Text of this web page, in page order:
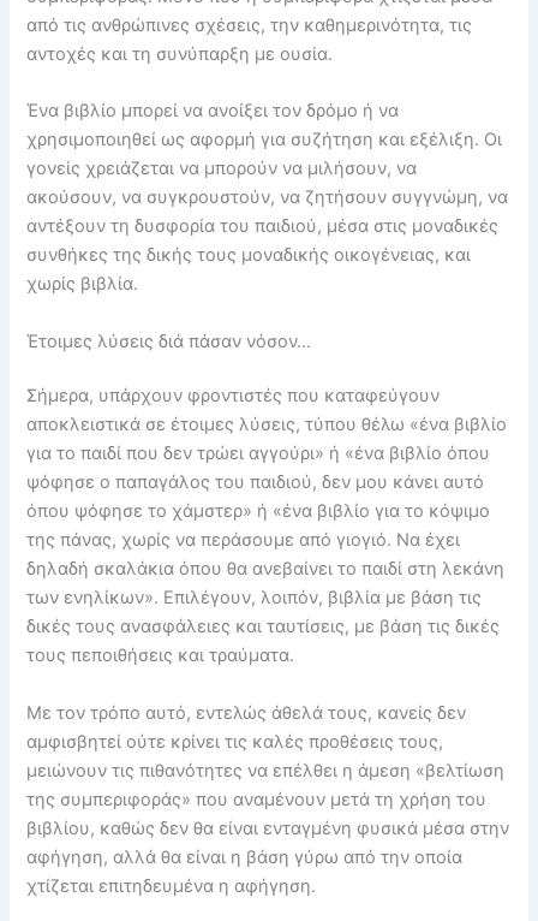
από τις ανθρώπινες σχέσεις, την καθημερινότητα, τις
αντοχές και τη συνύπαρξη με ουσία.
Ένα βιβλίο μπορεί να ανοίξει τον δρόμο ή να
χρησιμοποιηθεί ως αφορμή για συζήτηση και εξέλιξη. Οι
γονείς χρειάζεται να μπορούν να μιλήσουν, να
ακούσουν, να συγκρουστούν, να ζητήσουν συγγνώμη, να
αντέξουν τη δυσφορία του παιδιού, μέσα στις μοναδικές
συνθήκες της δικής τους μοναδικής οικογένειας, και
χωρίς βιβλία.
Έτοιμες λύσεις διά πάσαν νόσον…
Σήμερα, υπάρχουν φροντιστές που καταφεύγουν
αποκλειστικά σε έτοιμες λύσεις, τύπου θέλω «ένα βιβλίο
για το παιδί που δεν τρώει αγγούρι» ή «ένα βιβλίο όπου
ψόφησε ο παπαγάλος του παιδιού, δεν μου κάνει αυτό
όπου ψόφησε το χάμστερ» ή «ένα βιβλίο για το κόψιμο
της πάνας, χωρίς να περάσουμε από γιογιό. Να έχει
δηλαδή σκαλάκια όπου θα ανεβαίνει το παιδί στη λεκάνη
των ενηλίκων». Επιλέγουν, λοιπόν, βιβλία με βάση τις
δικές τους ανασφάλειες και ταυτίσεις, με βάση τις δικές
τους πεποιθήσεις και τραύματα.
Με τον τρόπο αυτό, εντελώς άθελά τους, κανείς δεν
αμφισβητεί ούτε κρίνει τις καλές προθέσεις τους,
μειώνουν τις πιθανότητες να επέλθει η άμεση «βελτίωση
της συμπεριφοράς» που αναμένουν μετά τη χρήση του
βιβλίου, καθώς δεν θα είναι ενταγμένη φυσικά μέσα στην
αφήγηση, αλλά θα είναι η βάση γύρω από την οποία
χτίζεται επιτηδευμένα η αφήγηση.